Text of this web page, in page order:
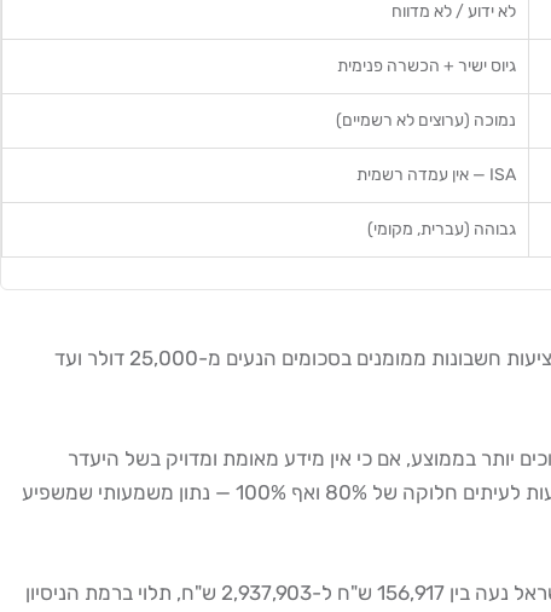
לא ידוע / לא מדווח
גיוס ישיר + הכשרה פנימית
נמוכה (ערוצים לא רשמיים)
ISA — אין עמדה רשמית
גבוהה (עברית, מקומי)
אחד ההבדלים הבולטים ביותר בין השוקים הוא גודל ההון שמועמד לרשות הסוחר. חברות נוסטרו בינלאומיות — בעיקר אמריקאיות — מציעות חשבונות ממומנים בסכומים הנעים מ-25,000 דולר ועד
יותר בממוצע, אם כי אין מידע מאומת ומדויק בשל היעדר
שקיפות. הסוחרים הישראלים שמצליחים מקבלים בין 50% ל-70% מהרווחים בחברות מקומיות, בעוד שחברות בינלאומיות מובילות מציעות לעיתים חלוקה של 80% ואף 100% — נתון משמעותי שמשפיע
, חשוב לדעת שהכנסה שנתית ממוצעת של סוחר פרופריטרי בישראל נעה בין 156,917 ש"ח ל-2,937,903 ש"ח, תלוי ברמת הניסיון